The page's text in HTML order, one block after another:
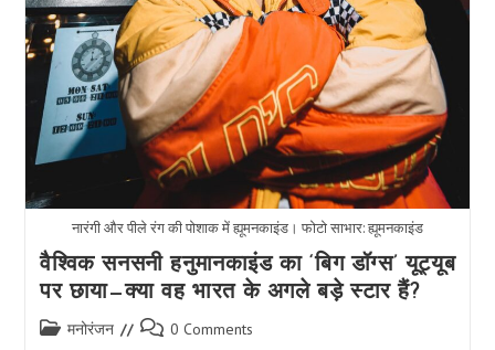
नारंगी और पीले रंग की पोशाक में ह्यूमनकाइंड। फोटो साभार: ह्यूमनकाइंड
वैश्विक सनसनी हनुमानकाइंड का ‘बिग डॉग्स’ यूट्यूब
पर छाया—क्या वह भारत के अगले बड़े स्टार हैं?
Post मनोरंजन
Post 0 Comments